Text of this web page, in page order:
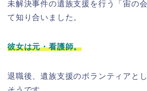
未解決事件の遺族支援を行う「宙の
て知り合いました。
彼女は元・看護師。
退職後、遺族支援のボランティアと